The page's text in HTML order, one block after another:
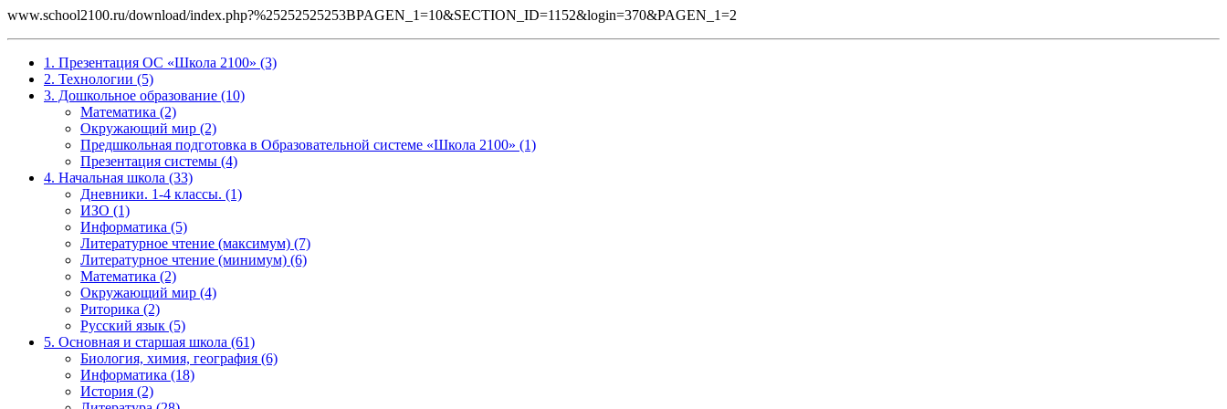
www.school2100.ru/download/index.php?%25252525253BPAGEN_1=10&SECTION_ID=1152&login=370&PAGEN_1=2
1. Презентация ОС «Школа 2100» (3)
2. Технологии (5)
3. Дошкольное образование (10)
Математика (2)
Окружающий мир (2)
Предшкольная подготовка в Образовательной системе «Школа 2100» (1)
Презентация системы (4)
4. Начальная школа (33)
Дневники. 1-4 классы. (1)
ИЗО (1)
Информатика (5)
Литературное чтение (максимум) (7)
Литературное чтение (минимум) (6)
Математика (2)
Окружающий мир (4)
Риторика (2)
Русский язык (5)
5. Основная и старшая школа (61)
Биология, химия, география (6)
Информатика (18)
История (2)